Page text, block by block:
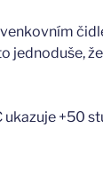
jednoduše,
+50